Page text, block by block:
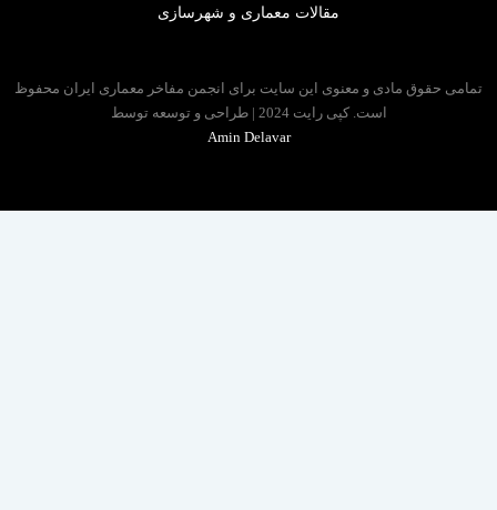
مقالات معماری و شهرسازی
حقوق مادی و معنوی این سایت برای انجمن مفاخر معماری ایران محفوظ
است. کپی رایت 2024 | طراحی و توسعه توسط
Amin Delavar